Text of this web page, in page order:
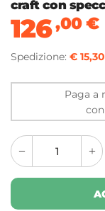
craft con
126,00€
Spedizione: € 15,30
Paga a
con
quantity
button